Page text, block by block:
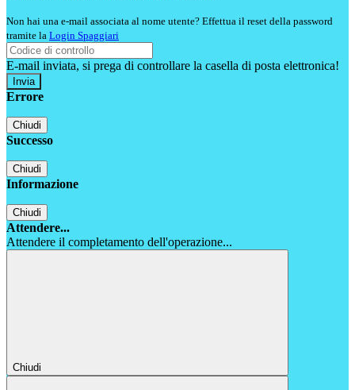
Non hai una e-mail associata al nome utente? Effettua il reset della password
tramite la Login Spaggiari
E-mail inviata, si prega di controllare la casella di posta elettronica!
Errore
Chiudi
Successo
Chiudi
Informazione
Chiudi
Attendere...
Attendere il completamento dell'operazione...
Chiudi